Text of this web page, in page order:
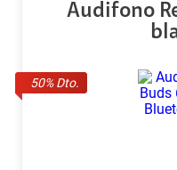
50% Dto.
Audifono